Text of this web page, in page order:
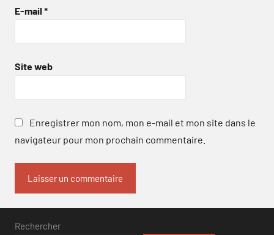
E-mail *
Site web
Enregistrer mon nom, mon e-mail et mon site dans le
navigateur pour mon prochain commentaire.
Rechercher